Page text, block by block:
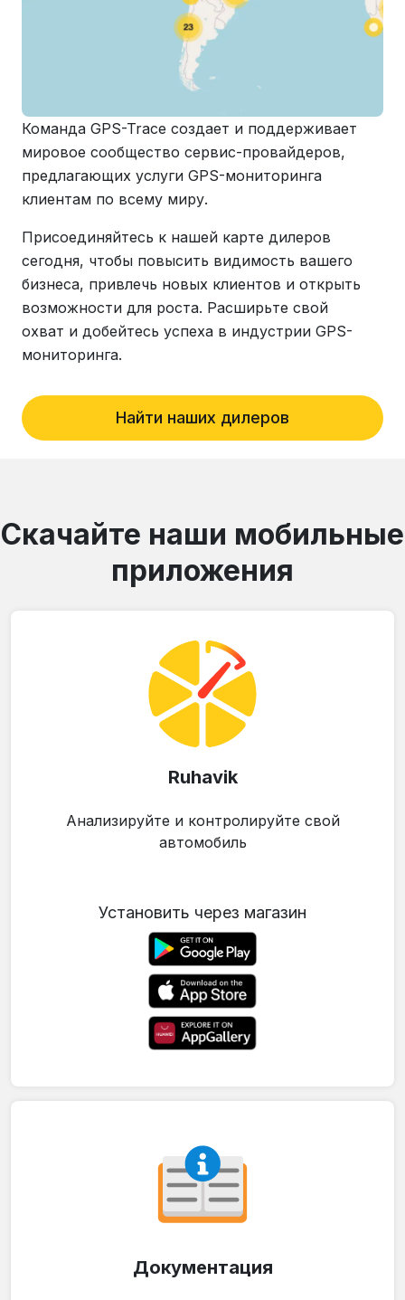
Команда GPS-Trace создает и поддерживает
мировое сообщество сервис-провайдеров,
предлагающих услуги GPS-мониторинга
клиентам по всему миру.
Присоединяйтесь к нашей карте дилеров
сегодня, чтобы повысить видимость вашего
бизнеса, привлечь новых клиентов и открыть
возможности для роста. Расширьте свой
охват и добейтесь успеха в индустрии GPS-
мониторинга.
Найти наших дилеров
Скачайте наши мобильные
приложения
Ruhavik
Анализируйте и контролируйте свой
автомобиль
Установить через магазин
Документация